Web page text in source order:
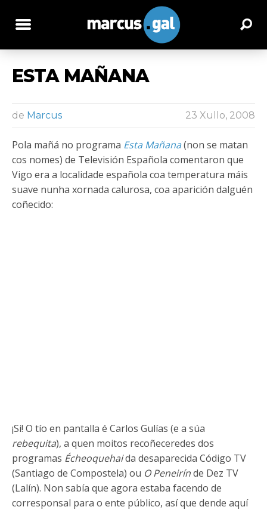
ESTA MAÑANA
de Marcus 23 Xullo, 2008
Pola mañá no programa Esta Mañana(non se matan
cos nomes) de Televisión Española comentaron que
Vigo era a localidade española coa temperatura máis
suave nunha xornada calurosa, coa aparición dalguén
coñecido:
¡Si! O tío en pantalla é Carlos Gulías (e a súa
rebequita), a quen moitos recoñeceredes dos
programas Écheoquehaida desaparecida Código TV
(Santiago de Compostela) ou O Peneirínde Dez TV
(Lalín). Non sabía que agora estaba facendo de
corresponsal para o ente público, así que dende aquí